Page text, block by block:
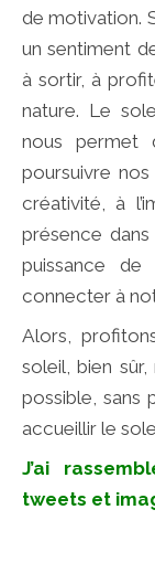
de motivation.
un sentiment
à sortir, à
nature. Le
nous permet
poursuivre
créativité, à
présence
puissance
connecter à
Alors,
soleil, bien
possible, sans
accueillir le
J’ai
tweets et